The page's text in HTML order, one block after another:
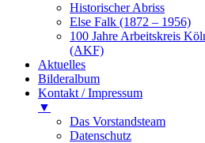
Historischer Abriss
Else Falk (1872 – 1956)
100 Jahre Arbeitskreis
(AKF)
Aktuelles
Bilderalbum
Kontakt / Impressum
▼
Das Vorstandsteam
Datenschutz